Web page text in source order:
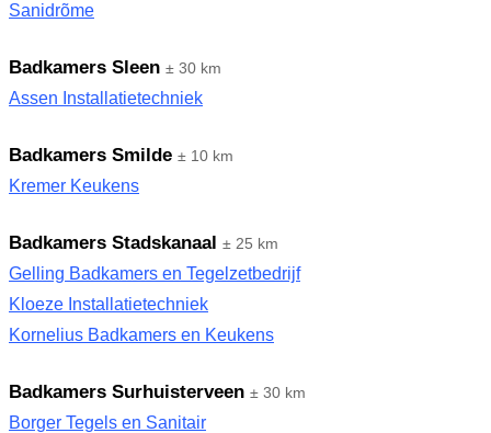
Sanidrõme
Badkamers Sleen ± 30 km
Assen Installatietechniek
Badkamers Smilde ± 10 km
Kremer Keukens
Badkamers Stadskanaal ± 25 km
Gelling Badkamers en Tegelzetbedrijf
Kloeze Installatietechniek
Kornelius Badkamers en Keukens
Badkamers Surhuisterveen ± 30 km
Borger Tegels en Sanitair